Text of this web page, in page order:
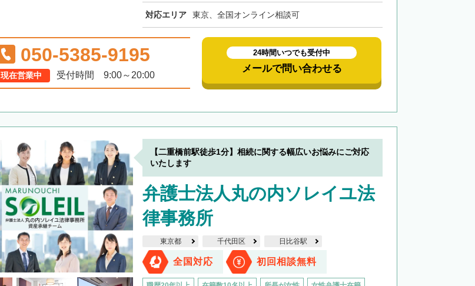
対応エリア 東京、全国オンライン相談可
050-5385-9195
現在営業中 受付時間 9:00～20:00
24時間いつでも受付中
メールで問い合わせる
【二重橋前駅徒歩1分】相続に関する幅広いお悩みにご対応
いたします
弁護士法人丸の内ソレイユ法
律事務所
東京都 千代田区 日比谷駅
全国対応 初回相談無料